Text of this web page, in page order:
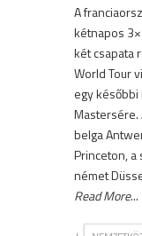
A
kétnapos
két csapata
World Tour
egy
Mastersére.
belga
Princeton, a
német
Read More...